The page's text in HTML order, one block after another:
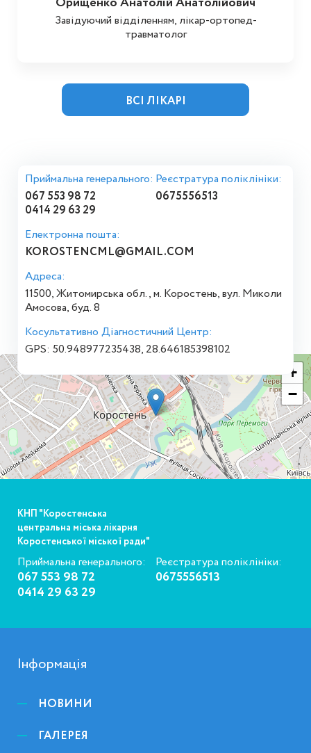
Завідуючий відділенням, лікар-ортопед-
травматолог
ВСІ ЛІКАРІ
Приймальна генерального:
067 553 98 72
0414 29 63 29
Реєстратура поліклініки:
0675556513
Електронна пошта:
KOROSTENCML@GMAIL.COM
Адреса:
11500, Житомирська обл., м. Коростень, вул. Миколи
Амосова, буд. 8
Косультативно Діагностичний Центр:
GPS: 50.948977235438, 28.646185398102
+
−
КНП "Коростенська
центральна міська лікарня
Коростенської міської ради"
Приймальна генерального:
067 553 98 72
0414 29 63 29
Реєстратура поліклініки:
0675556513
Інформація
НОВИНИ
ГАЛЕРЕЯ